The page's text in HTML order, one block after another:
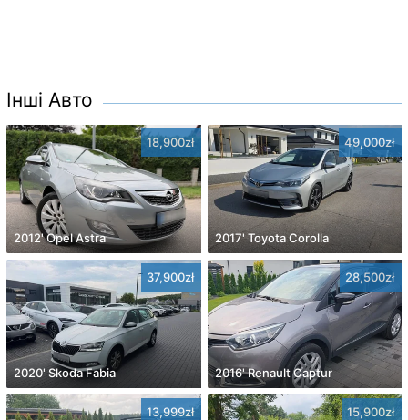
Інші Авто
18,900zł
2012' Opel Astra
49,000zł
2017' Toyota Corolla
37,900zł
2020' Skoda Fabia
28,500zł
2016' Renault Captur
13,999zł 15,900zł